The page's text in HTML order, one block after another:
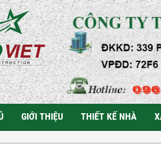
GIỚI THIỆU THIẾT KẾ NHÀ